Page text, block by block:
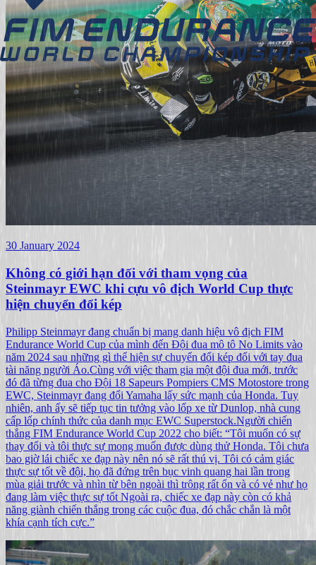
30 January 2024
Không có giới hạn đối với tham vọng của
Steinmayr EWC khi cựu vô địch World Cup thực
hiện chuyển đổi kép
Philipp Steinmayr đang chuẩn bị mang danh hiệu vô địch FIM
Endurance World Cup của mình đến Đội đua mô tô No Limits vào
năm 2024 sau những gì thể hiện sự chuyển đổi kép đối với tay đua
tài năng người Áo.Cùng với việc tham gia một đội đua mới, trước
đó đã từng đua cho Đội 18 Sapeurs Pompiers CMS Motostore trong
EWC, Steinmayr đang đổi Yamaha lấy sức mạnh của Honda. Tuy
nhiên, anh ấy sẽ tiếp tục tin tưởng vào lốp xe từ Dunlop, nhà cung
cấp lốp chính thức của danh mục EWC Superstock.Người chiến
thắng FIM Endurance World Cup 2022 cho biết: “Tôi muốn có sự
thay đổi và tôi thực sự mong muốn được dùng thử Honda. Tôi chưa
bao giờ lái chiếc xe đạp này nên nó sẽ rất thú vị. Tôi có cảm giác
thực sự tốt về đội, họ đã đứng trên bục vinh quang hai lần trong
mùa giải trước và nhìn từ bên ngoài thì trông rất ổn và có vẻ như họ
đang làm việc thực sự tốt Ngoài ra, chiếc xe đạp này còn có khả
năng giành chiến thắng trong các cuộc đua, đó chắc chắn là một
khía cạnh tích cực.”